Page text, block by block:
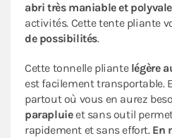
abri très maniable et
activités. Cette tente pliante
de possibilités.
Cette tonnelle pliante légère
est facilement transportable.
partout où vous en aurez
parapluieet sans outil
rapidement et sans effort. En